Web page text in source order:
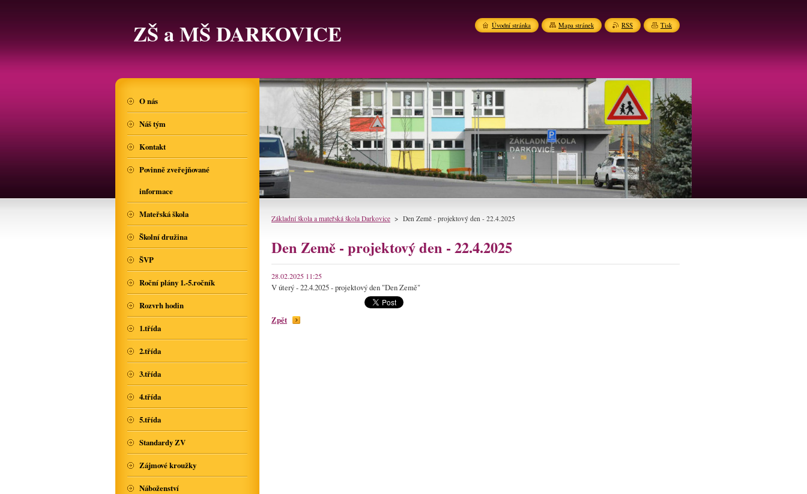
ZŠ a MŠ DARKOVICE
Základní škola a mateřská škola Darkovice > Den Země - projektový den - 22.4.2025
Den Země - projektový den - 22.4.2025
28.02.2025 11:25
V úterý - 22.4.2025 - projektový den "Den Země"
Zpět
O nás
Náš tým
Kontakt
Povinně zveřejňované
informace
Mateřská škola
Školní družina
ŠVP
Roční plány 1.-5.ročník
Rozvrh hodin
1.třída
2.třída
3.třída
4.třída
5.třída
Standardy ZV
Zájmové kroužky
Náboženství
Úvodní stránka Mapa stránek RSS Tisk